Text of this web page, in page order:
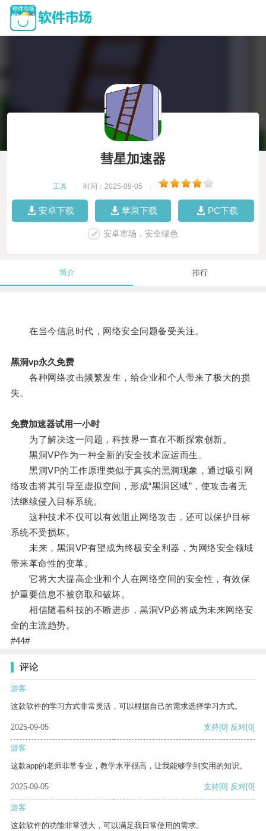
彗星加速器
工具 时间：2025-09-05
安卓下载 苹果下载 PC下载
安卓市场，安全绿色
简介 排行
在当今信息时代，网络安全问题备受关注。
黑洞vp永久免费
各种网络攻击频繁发生，给企业和个人带来了极大的损
失。
免费加速器试用一小时
为了解决这一问题，科技界一直在不断探索创新。
黑洞VP作为一种全新的安全技术应运而生。
黑洞VP的工作原理类似于真实的黑洞现象，通过吸引网
络攻击将其引导至虚拟空间，形成“黑洞区域”，使攻击者无
法继续侵入目标系统。
这种技术不仅可以有效阻止网络攻击，还可以保护目标
系统不受损坏。
未来，黑洞VP有望成为终极安全利器，为网络安全领域
带来革命性的变革。
它将大大提高企业和个人在网络空间的安全性，有效保
护重要信息不被窃取和破坏。
相信随着科技的不断进步，黑洞VP必将成为未来网络安
全的主流趋势。
#44#
评论
游客
这款软件的学习方式非常灵活，可以根据自己的需求选择学习方式。
2025-09-05 支持[0] 反对[0]
游客
这款app的老师非常专业，教学水平很高，让我能够学到实用的知识。
2025-09-05 支持[0] 反对[0]
游客
这款软件的功能非常强大，可以满足我日常使用的需求。